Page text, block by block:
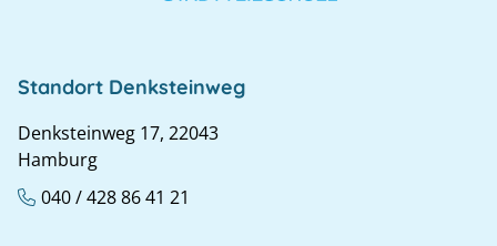
Standort Denksteinweg
Denksteinweg 17, 22043
Hamburg
040 / 428 86 41 21